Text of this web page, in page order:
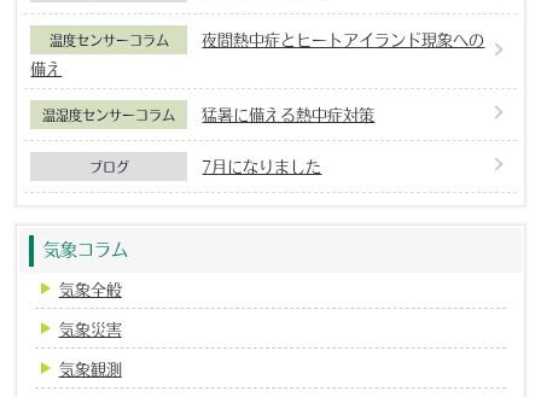
温度センサーコラム
夜間熱中症とヒートアイランド現象への
備え
温湿度センサーコラム 猛暑に備える熱中症対策
ブログ 7月になりました
気象コラム
気象全般
気象災害
気象観測